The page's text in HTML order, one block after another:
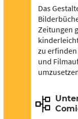
Das
Zeitungen
zu
und